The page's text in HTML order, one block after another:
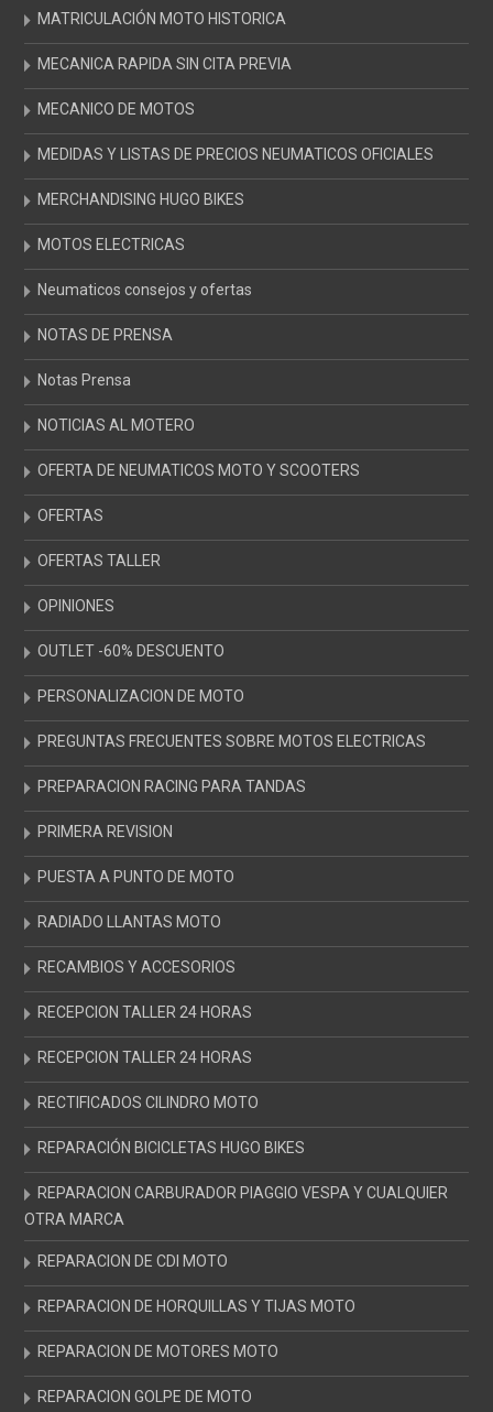
MATRICULACIÓN MOTO HISTORICA
MECANICA RAPIDA SIN CITA PREVIA
MECANICO DE MOTOS
MEDIDAS Y LISTAS DE PRECIOS NEUMATICOS OFICIALES
MERCHANDISING HUGO BIKES
MOTOS ELECTRICAS
Neumaticos consejos y ofertas
NOTAS DE PRENSA
Notas Prensa
NOTICIAS AL MOTERO
OFERTA DE NEUMATICOS MOTO Y SCOOTERS
OFERTAS
OFERTAS TALLER
OPINIONES
OUTLET -60% DESCUENTO
PERSONALIZACION DE MOTO
PREGUNTAS FRECUENTES SOBRE MOTOS ELECTRICAS
PREPARACION RACING PARA TANDAS
PRIMERA REVISION
PUESTA A PUNTO DE MOTO
RADIADO LLANTAS MOTO
RECAMBIOS Y ACCESORIOS
RECEPCION TALLER 24 HORAS
RECEPCION TALLER 24 HORAS
RECTIFICADOS CILINDRO MOTO
REPARACIÓN BICICLETAS HUGO BIKES
REPARACION CARBURADOR PIAGGIO VESPA Y CUALQUIER
OTRA MARCA
REPARACION DE CDI MOTO
REPARACION DE HORQUILLAS Y TIJAS MOTO
REPARACION DE MOTORES MOTO
REPARACION GOLPE DE MOTO